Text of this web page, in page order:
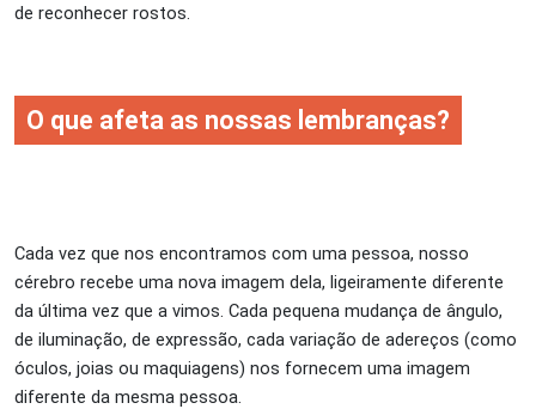
de reconhecer rostos.
O que afeta as nossas lembranças?
Cada vez que nos encontramos com uma pessoa, nosso
cérebro recebe uma nova imagem dela, ligeiramente diferente
da última vez que a vimos. Cada pequena mudança de ângulo,
de iluminação, de expressão, cada variação de adereços (como
óculos, joias ou maquiagens) nos fornecem uma imagem
diferente da mesma pessoa.